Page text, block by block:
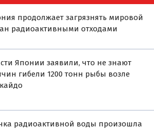
продолжает загрязнять мировой
радиоактивными отходами
Японии заявили, что не знают
гибели 1200 тонн рыбы возле
радиоактивной воды произошла